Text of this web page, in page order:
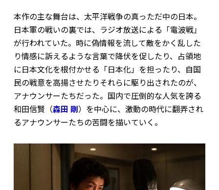
本作の主な舞台は、太平洋戦争の真っただ中の日本。
日本軍の戦いの裏では、ラジオ放送による「電波戦」
が行われていた。時に偽情報を流して敵をかく乱した
り情感に訴えるような言葉で降伏を促したり、占領地
に日本文化を根付かせる「日本化」を担ったり、自国
民の戦意を高揚させたり――それらに駆り出されたのが、
アナウンサーたちだった。国内で圧倒的な人気を誇る
和田信賢（森田 剛）を中心に、激動の時代に翻弄され
るアナウンサーたちの苦闘を描いていく。